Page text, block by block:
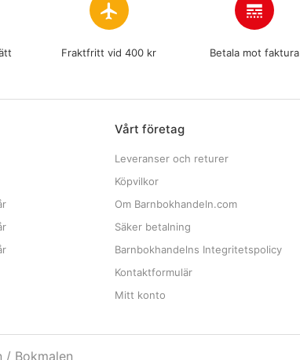
flight
Fraktfritt vid 400 kr
line_style
Betala mot faktura
Vårt företag
Leveranser och returer
Köpvilkor
Om Barnbokhandeln.com
Säker betalning
Barnbokhandelns Integritetspolicy
Kontaktformulär
Mitt konto
/ Bokmalen